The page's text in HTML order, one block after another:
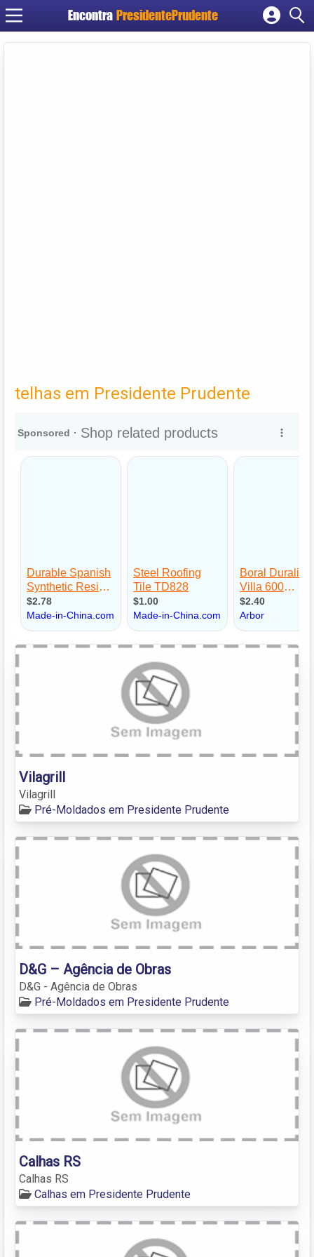
Encontra PresidentePrudente
Cadastrar empresa
telhas em Presidente Prudente
Vilagrill
Vilagrill
Pré-Moldados em Presidente Prudente
D&G – Agência de Obras
D&G - Agência de Obras
Pré-Moldados em Presidente Prudente
Calhas RS
Calhas RS
Calhas em Presidente Prudente